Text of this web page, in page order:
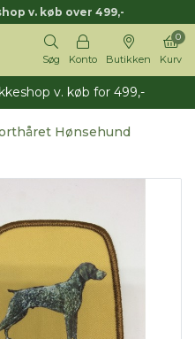
v. køb over 499,-
Søg Konto Butikken Kurv
0
v. køb for 499,-
Hønsehund